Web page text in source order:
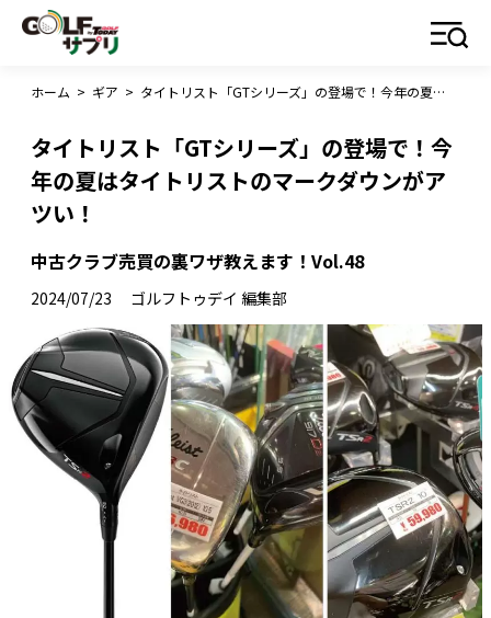
ホーム > ギア > タイトリスト「GTシリーズ」の登場で！今年の夏はタイトリストのマークダウンがアツい！
タイトリスト「GTシリーズ」の登場で！今
年の夏はタイトリストのマークダウンがア
ツい！
中古クラブ売買の裏ワザ教えます！Vol.48
2024/07/23 ゴルフトゥデイ 編集部